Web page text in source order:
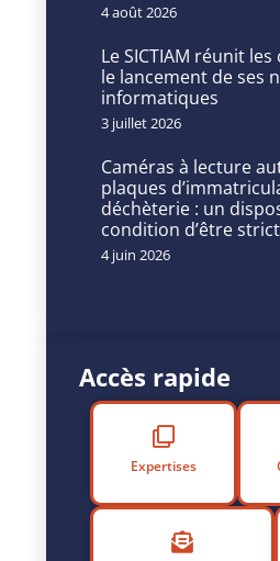
ligne
grille
tarifaire
SICTIAM
télécharger
ci-
dessous.
4 août 2026
Le SICTIAM réunit
le lancement de ses
informatiques
3 juillet 2026
Caméras à lecture
plaques
déchèterie : un
condition d’être
4 juin 2026
Accès rapide
Expertises